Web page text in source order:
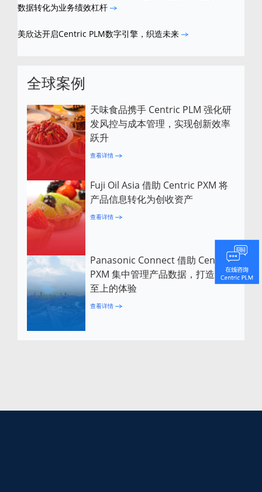
数据转化为业务绩效杠杆
美欣达开启Centric PLM数字引擎，织造未来
全球案例
天味食品携手 Centric PLM 强化研
发风控与成本管理，实现创新效率
跃升
查看详情
Fuji Oil Asia 借助 Centric PXM 将
产品信息转化为创收资产
查看详情
Panasonic Connect 借助 Centric
PXM 集中管理产品数据，打造客户
至上的体验
查看详情